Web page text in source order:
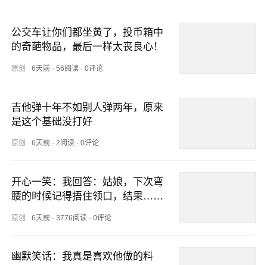
公交车让你们都坐黄了，投币箱中
的奇葩物品，最后一样太丧良心！
原创 6天前· 56阅读· 0评论
吉他弹十年不如别人弹两年，原来
是这个基础没打好
原创 6天前· 2阅读· 0评论
开心一笑：我回答：姑娘，下次弯
腰的时候记得捂住领口，结果……
原创 6天前· 3776阅读· 0评论
幽默笑话：我真是喜欢他做的料